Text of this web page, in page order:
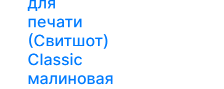
печати
(Свитшот)
Classic
малиновая